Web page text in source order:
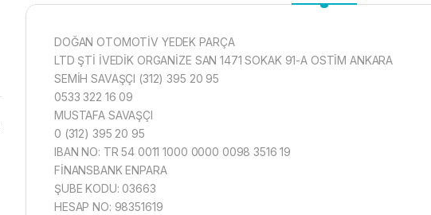
DOĞAN OTOMOTİV YEDEK PARÇA
LTD ŞTİ İVEDİK ORGANİZE SAN 1471 SOKAK 91-A OSTİM ANKARA
SEMİH SAVAŞÇI (312) 395 20 95
0533 322 16 09
MUSTAFA SAVAŞÇI
0 (312) 395 20 95
IBAN NO: TR 54 0011 1000 0000 0098 3516 19
FİNANSBANK ENPARA
ŞUBE KODU: 03663
HESAP NO: 98351619